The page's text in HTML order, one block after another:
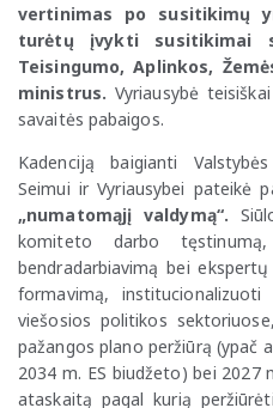
vertinimas po susitikimų
turėtų įvykti susitikimai
Teisingumo, Aplinkos,
ministrus. Vyriausybė
savaitės pabaigos.
Kadenciją baigianti
Seimui ir Vyriausybei pateikė
„numatomąjį valdymą“.
komiteto darbo
bendradarbiavimą bei
formavimą,
viešosios politikos
pažangos plano peržiūrą (ypač
2034 m. ES biudžeto) bei 2027
ataskaitą pagal kurią